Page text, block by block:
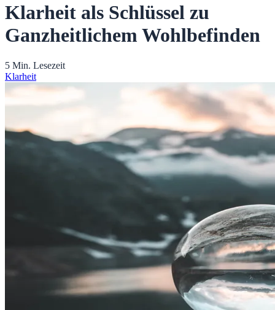
Klarheit als Schlüssel zu
Ganzheitlichem Wohlbefinden
5 Min. Lesezeit
Klarheit